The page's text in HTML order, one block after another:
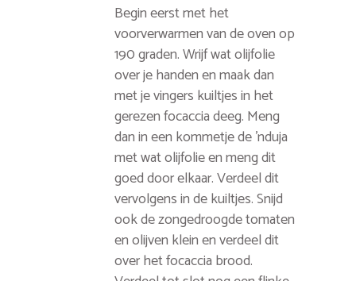
Begin eerst met het
voorverwarmen van de oven op
190 graden. Wrijf wat olijfolie
over je handen en maak dan
met je vingers kuiltjes in het
gerezen focaccia deeg. Meng
dan in een kommetje de 'nduja
met wat olijfolie en meng dit
goed door elkaar. Verdeel dit
vervolgens in de kuiltjes. Snijd
ook de zongedroogde tomaten
en olijven klein en verdeel dit
over het focaccia brood.